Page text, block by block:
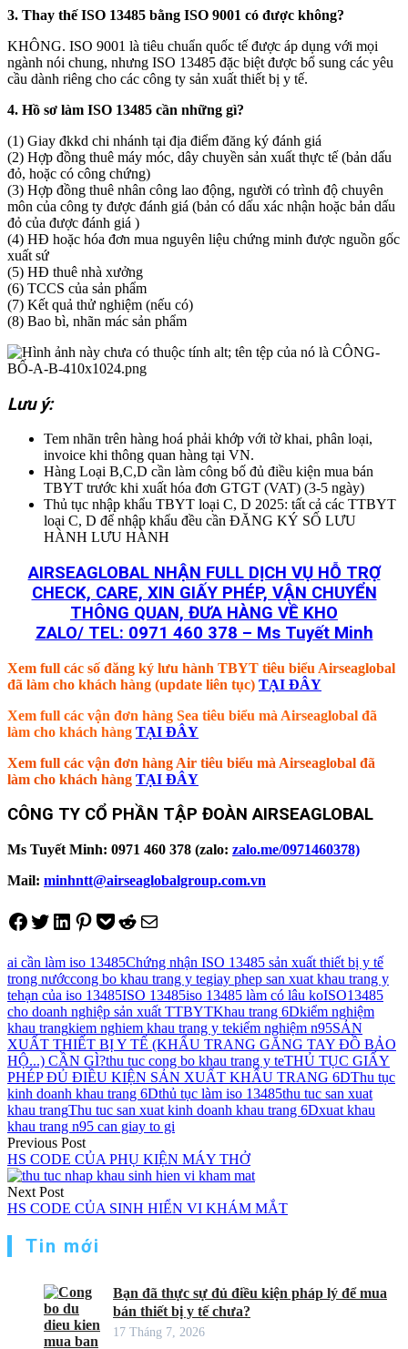
3. Thay thế ISO 13485 bằng ISO 9001 có được không?
KHÔNG. ISO 9001 là tiêu chuẩn quốc tế được áp dụng với mọi
ngành nói chung, nhưng ISO 13485 đặc biệt được bổ sung các yêu
cầu dành riêng cho các công ty sản xuất thiết bị y tế.
4. Hồ sơ làm ISO 13485 cần những gì?
(1) Giay đkkd chi nhánh tại địa điểm đăng ký đánh giá
(2) Hợp đồng thuê máy móc, dây chuyền sản xuất thực tế (bản dấu
đỏ, hoặc có công chứng)
(3) Hợp đồng thuê nhân công lao động, người có trình độ chuyên
môn của công ty được đánh giá (bản có dấu xác nhận hoặc bản dấu
đỏ của được đánh giá )
(4) HĐ hoặc hóa đơn mua nguyên liệu chứng minh được nguồn gốc
xuất sứ
(5) HĐ thuê nhà xưởng
(6) TCCS của sản phẩm
(7) Kết quả thử nghiệm (nếu có)
(8) Bao bì, nhãn mác sản phẩm
Lưu ý:
Tem nhãn trên hàng hoá phải khớp với tờ khai, phân loại,
invoice khi thông quan hàng tại VN.
Hàng Loại B,C,D cần làm công bố đủ điều kiện mua bán
TBYT trước khi xuất hóa đơn GTGT (VAT) (3-5 ngày)
Thủ tục nhập khẩu TBYT loại C, D 2025: tất cả các TTBYT
loại C, D để nhập khẩu đều cần ĐĂNG KÝ SỐ LƯU
HÀNH LƯU HÀNH
AIRSEAGLOBAL NHẬN FULL DỊCH VỤ HỖ TRỢ
CHECK, CARE, XIN GIẤY PHÉP, VẬN CHUYỂN
THÔNG QUAN, ĐƯA HÀNG VỀ KHO
ZALO/ TEL: 0971 460 378 – Ms Tuyết Minh
Xem full các số đăng ký lưu hành TBYT tiêu biểu Airseaglobal
đã làm cho khách hàng (update liên tục) TẠI ĐÂY
Xem full các vận đơn hàng Sea tiêu biểu mà Airseaglobal đã
làm cho khách hàng TẠI ĐÂY
Xem full các vận đơn hàng Air tiêu biểu mà Airseaglobal đã
làm cho khách hàng TẠI ĐÂY
CÔNG TY CỔ PHẦN TẬP ĐOÀN AIRSEAGLOBAL
Ms Tuyết Minh: 0971 460 378 (zalo: zalo.me/0971460378)
Mail: minhntt@airseaglobalgroup.com.vn
Share on Facebook
Tweet on Twitter
Share on LinkedIn
Pin on Pinterest
Save to pocket
Share on Reddit
Share via Email
ai cần làm iso 13485Chứng nhận ISO 13485 sản xuất thiết bị y tế
trong nướccong bo khau trang y tegiay phep san xuat khau trang y
tehạn của iso 13485ISO 13485iso 13485 làm có lâu koISO13485
cho doanh nghiệp sản xuất TTBYTKhau trang 6Dkiểm nghiệm
khau trangkiem nghiem khau trang y tekiểm nghiệm n95SẢN
XUẤT THIẾT BỊ Y TẾ (KHẨU TRANG GĂNG TAY ĐỒ BẢO
HỘ...) CẦN GÌ?thu tuc cong bo khau trang y teTHỦ TỤC GIẤY
PHÉP ĐỦ ĐIỀU KIỆN SẢN XUẤT KHẨU TRANG 6DThu tục
kinh doanh khau trang 6Dthủ tục làm iso 13485thu tuc san xuat
khau trangThu tuc san xuat kinh doanh khau trang 6Dxuat khau
khau trang n95 can giay to gi
Điều
hướng
bài
viết
Previous Post
HS CODE CỦA PHỤ KIỆN MÁY THỞ
Next Post
HS CODE CỦA SINH HIỂN VI KHÁM MẮT
Tin mới
Bạn đã thực sự đủ điều kiện pháp lý để mua
bán thiết bị y tế chưa?
17 Tháng 7, 2026